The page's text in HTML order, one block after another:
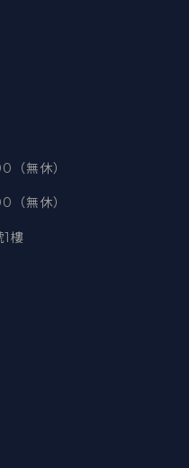
（無休）
（無休）
樓